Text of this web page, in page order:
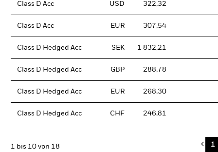
Class D Acc USD 322,32
Class D Acc EUR 307,54
Class D Hedged Acc SEK 1 832,21
Class D Hedged Acc GBP 288,78
Class D Hedged Acc EUR 268,30
Class D Hedged Acc CHF 246,81
1 bis 10 von 18 1